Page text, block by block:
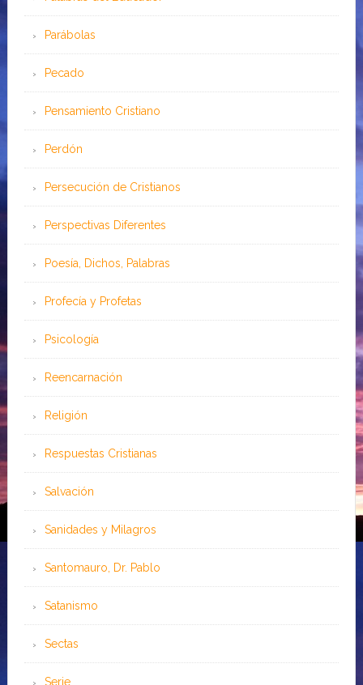
Parábolas
Pecado
Pensamiento Cristiano
Perdón
Persecución de Cristianos
Perspectivas Diferentes
Poesía, Dichos, Palabras
Profecía y Profetas
Psicología
Reencarnación
Religión
Respuestas Cristianas
Salvación
Sanidades y Milagros
Santomauro, Dr. Pablo
Satanismo
Sectas
Serie